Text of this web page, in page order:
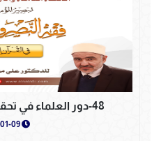
48-دور العلماء في تحقيق النصر والتمكين ..